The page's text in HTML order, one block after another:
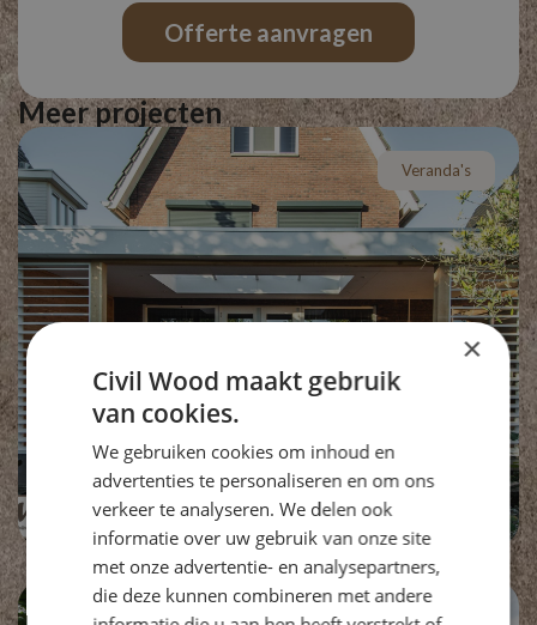
Offerte aanvragen
Meer projecten
Veranda's
Staatsspoor Arnhem
×
Civil Wood maakt gebruik
van cookies.
We gebruiken cookies om inhoud en
advertenties te personaliseren en om ons
verkeer te analyseren. We delen ook
informatie over uw gebruik van onze site
met onze advertentie- en analysepartners,
die deze kunnen combineren met andere